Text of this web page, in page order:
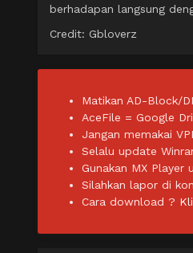
berhadapan langsung
Credit: Gbloverz
Matikan AD-Block/
AceFile = Google
Jangan memakai
Selalu update
Gunakan MX
Silahkan lapor di
Cara download ?